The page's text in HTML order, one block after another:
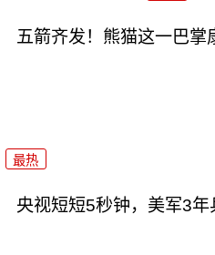
五箭齐发！熊猫这一巴
最热
央视短短5秒钟，美军3